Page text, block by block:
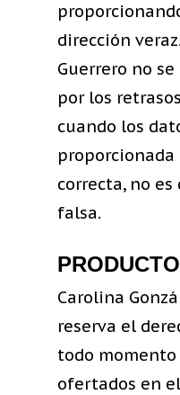
dirección
Guerrero no
por los
cuando los
correcta, no
falsa.
Carolina
reserva el
todo
ofertados en